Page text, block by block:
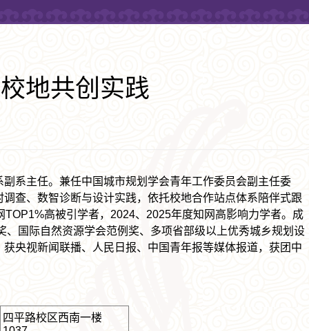
地共创实践
系主任。兼任中国城市规划学会青年工作委员会副主任委
查、数智诊断与设计实践，依托校地合作站点体系陪伴式跟
高被引学者，2024、2025年度知网高影响力学者。成
国际自然资源学会范例奖、多项省部级以上优秀城乡规划设
央视新闻联播、人民日报、中国青年报等媒体报道，获团中
四平路校区西南一楼